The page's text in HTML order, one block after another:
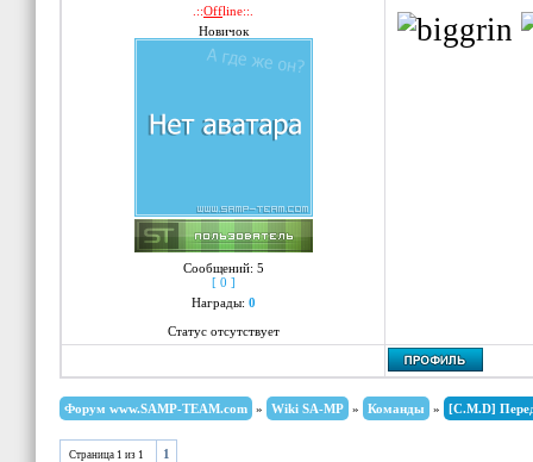
if (
.::Offline::.
Новичок
Сообщений: 5
[ 0 ]
Награды: 0
Статус отсутствует
Форум www.SAMP-TEAM.com » Wiki SA-MP » Команды » [C.M.D]
Страница 1 из 1 1